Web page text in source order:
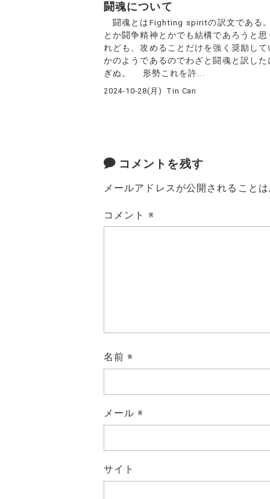
闘魂について
闘魂とはFighting spiritの訳文である
とか闘争精神とかでも結構であろうと思
れども、攻めることだけを強く奨励して
かのようであるのでわざと闘魂と訳した
ぎぬ。 形勢これを許...
2024-10-28(月) Tin Can
コメントを残す
メールアドレスが公開されることは
コメント ※
名前※
メール※
サイト